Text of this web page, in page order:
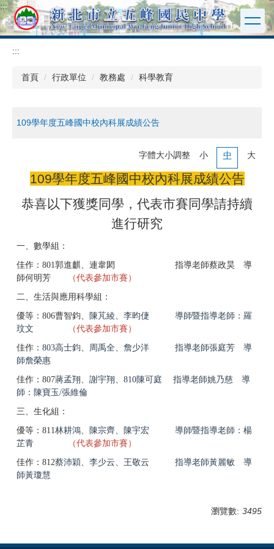
跳
到
主
:::
:::
首頁 行政單位 教務處 科學教育
109學年度五峰國中校內科展成績公告
字體大小調整 小 中 大
109學年度五峰國中校內科展成績公告
恭喜以下獲獎同學，代表市賽同學請持續
進行研究
一、數學組：
佳作：801郭進麒、連韋閎 指導老師蔡政昊 導
師何明芳
（代表參加市賽）
二、生活與應用科學組：
優等：806曹智鈞、 陳芃綾、 李昀倢 導師暨指導老師： 羅
玟文
（代表參加市賽）
佳作： 803高士鈞、 周禹全、 詹少洋 指導老師張庭芳 導
師詹榮惠
佳作：807蔣孟翔、 謝宇翔、810陳可庭 指導老師姚乃慈 導
師： 陳寶玉/張維倫
三、生化組：
優等：811林耕鴻、 陳宗齊、 陳宇宏 導師暨指導老師： 楊
芷青
（代表參加市賽）
佳作：812蔡沛穎、 李少云、 王敬云 指導老師黃麗敏 導
師黃瓊慧
瀏覽數: 3495